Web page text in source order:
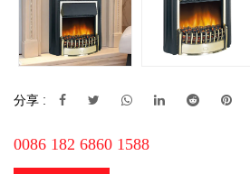
分享 :
0086 182 6860 1588